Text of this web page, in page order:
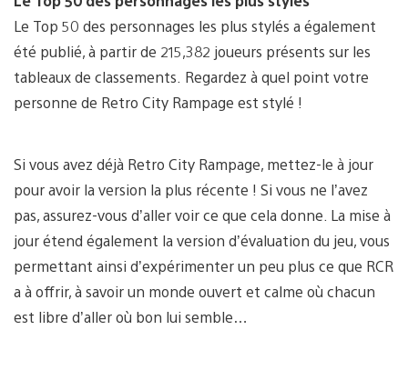
Le Top 50 des personnages les plus stylés a également
été publié, à partir de 215,382 joueurs présents sur les
tableaux de classements. Regardez à quel point votre
personne de Retro City Rampage est stylé !
Si vous avez déjà Retro City Rampage, mettez-le à jour
pour avoir la version la plus récente ! Si vous ne l’avez
pas, assurez-vous d’aller voir ce que cela donne. La mise à
jour étend également la version d’évaluation du jeu, vous
permettant ainsi d’expérimenter un peu plus ce que RCR
a à offrir, à savoir un monde ouvert et calme où chacun
est libre d’aller où bon lui semble…